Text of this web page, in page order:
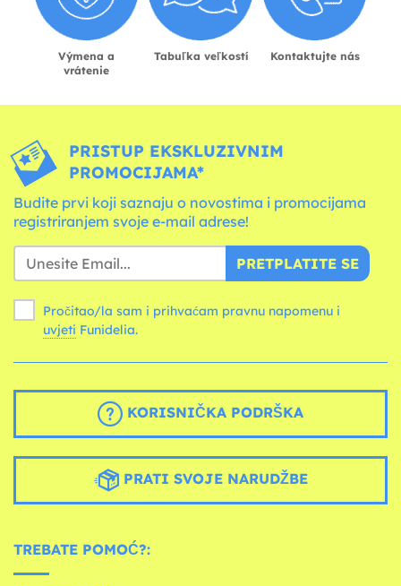
Výmena a
vrátenie
Tabuľka veľkostí Kontaktujte nás
PRISTUP EKSKLUZIVNIM
PROMOCIJAMA*
Budite prvi koji saznaju o novostima i promocijama
registriranjem svoje e-mail adrese!
PRETPLATITE SE
Pročitao/la sam i prihvaćam pravnu napomenu i
uvjeti Funidelia.
KORISNIČKA PODRŠKA
PRATI SVOJE NARUDŽBE
TREBATE POMOĆ?: